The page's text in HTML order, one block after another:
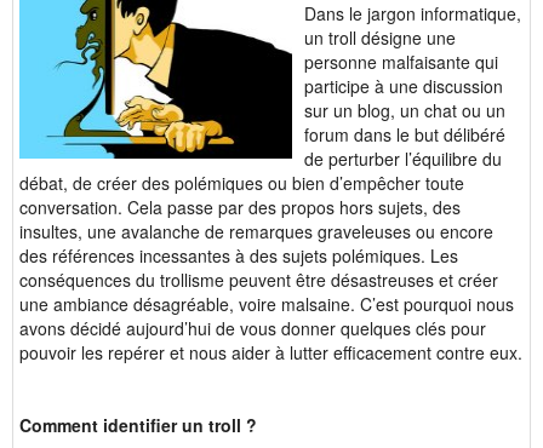
Dans le jargon informatique,
un troll désigne une
personne malfaisante qui
participe à une discussion
sur un blog, un chat ou un
forum dans le but délibéré
de perturber l’équilibre du
débat, de créer des polémiques ou bien d’empêcher toute
conversation. Cela passe par des propos hors sujets, des
insultes, une avalanche de remarques graveleuses ou encore
des références incessantes à des sujets polémiques. Les
conséquences du trollisme peuvent être désastreuses et créer
une ambiance désagréable, voire malsaine. C’est pourquoi nous
avons décidé aujourd’hui de vous donner quelques clés pour
pouvoir les repérer et nous aider à lutter efficacement contre eux.
Comment identifier un troll ?